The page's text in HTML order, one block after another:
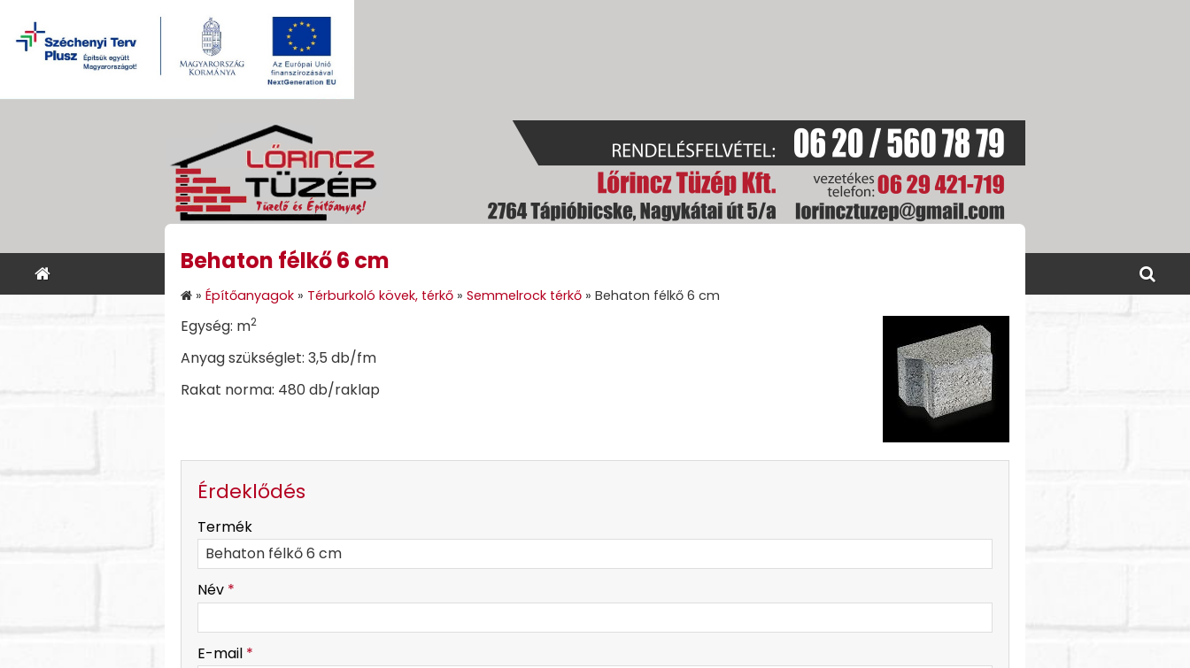
KEZDŐLAP ÉPÍTŐANYAGOK
Behaton félkő 6 cm
» Építőanyagok » Térburkoló kövek, térkő » Semmelrock térkő » Behaton félkő 6 cm
Egység: m2
Anyag szükséglet: 3,5 db/fm
Rakat norma: 480 db/raklap
Érdeklődés
Termék
Név *
E-mail *